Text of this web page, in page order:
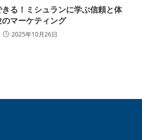
る！ミシュランに学ぶ信頼と体
のマーケティング
2025年10月26日